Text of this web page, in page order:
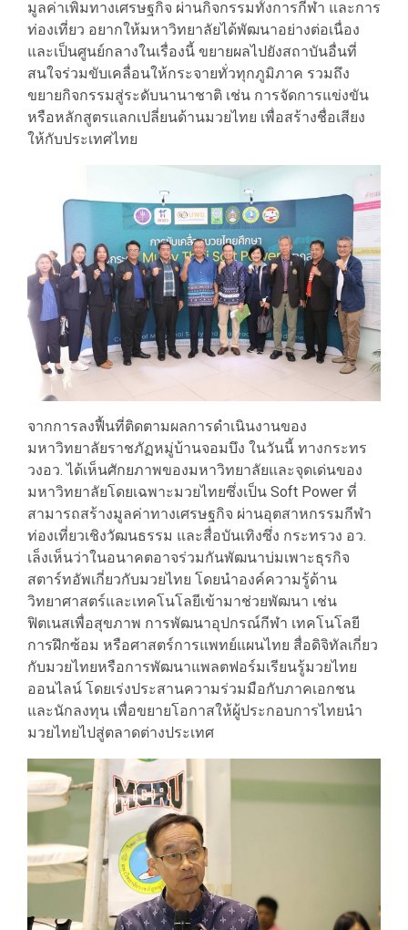
มูลค่าเพิ่มทางเศรษฐกิจ ผ่านกิจกรรมทั้งการกีฬา และการ
ท่องเที่ยว อยากให้มหาวิทยาลัยได้พัฒนาอย่างต่อเนื่อง
และเป็นศูนย์กลางในเรื่องนี้ ขยายผลไปยังสถาบันอื่นที่
สนใจร่วมขับเคลื่อนให้กระจายทั่วทุกภูมิภาค รวมถึง
ขยายกิจกรรมสู่ระดับนานาชาติ เช่น การจัดการแข่งขัน
หรือหลักสูตรแลกเปลี่ยนด้านมวยไทย เพื่อสร้างชื่อเสียง
ให้กับประเทศไทย
จากการลงฟื้นที่ติดตามผลการดำเนินงานของ
มหาวิทยาลัยราชภัฏหมู่บ้านจอมบึง ในวันนี้ ทางกระทร
วงอว. ได้เห็นศักยภาพของมหาวิทยาลัยและจุดเด่นของ
มหาวิทยาลัยโดยเฉพาะมวยไทยซึ่งเป็น Soft Power ที่
สามารถสร้างมูลค่าทางเศรษฐกิจ ผ่านอุตสาหกรรมกีฬา
ท่องเที่ยวเชิงวัฒนธรรม และสื่อบันเทิงซึ่ง กระทรวง อว.
เล็งเห็นว่าในอนาคตอาจร่วมกันพัฒนาบ่มเพาะธุรกิจ
สตาร์ทอัพเกี่ยวกับมวยไทย โดยนำองค์ความรู้ด้าน
วิทยาศาสตร์และเทคโนโลยีเข้ามาช่วยพัฒนา เช่น
ฟิตเนสเพื่อสุขภาพ การพัฒนาอุปกรณ์กีฬา เทคโนโลยี
การฝึกซ้อม หรือศาสตร์การแพทย์แผนไทย สื่อดิจิทัลเกี่ยว
กับมวยไทยหรือการพัฒนาแพลตฟอร์มเรียนรู้มวยไทย
ออนไลน์ โดยเร่งประสานความร่วมมือกับภาคเอกชน
และนักลงทุน เพื่อขยายโอกาสให้ผู้ประกอบการไทยนำ
มวยไทยไปสู่ตลาดต่างประเทศ